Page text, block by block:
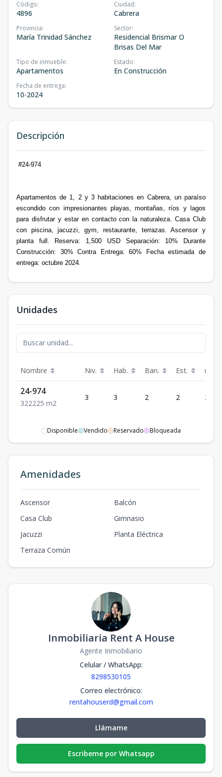
Código:
4896
Ciudad:
Cabrera
Provincia:
María Trinidad Sánchez
Sector:
Residencial Brismar O
Brisas Del Mar
Tipo de inmueble:
Apartamentos
Estado:
En Construcción
Fecha de entrega:
10-2024
Descripción
#24-974
Apartamentos de 1, 2 y 3 habitaciones en Cabrera, un paraíso
escondido con impresionantes playas, montañas, ríos y lagos
para disfrutar y estar en contacto con la naturaleza. Casa Club
con piscina, jacuzzi, gym, restaurante, terrazas. Ascensor y
planta full. Reserva: 1,500 USD Separación: 10% Durante
Construcción: 30% Contra Entrega: 60% Fecha estimada de
entrega: octubre 2024.
Unidades
Nombre Niv. Hab. Ban. Est. m²
24-974
322225 m2
3 3 2 2 225
Disponible Vendido Reservado Bloqueada
Amenidades
Ascensor
Balcón
Casa Club
Gimnasio
Jacuzzi
Planta Eléctrica
Terraza Común
Inmobiliaria Rent A House
Agente Inmobiliario
Celular / WhatsApp:
8298530105
Correo electrónico:
rentahouserd@gmail.com
Llámame
Escribeme por Whatsapp